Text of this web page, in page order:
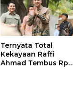
Ternyata Total
Kekayaan Raffi
Ahmad Tembus Rp 1